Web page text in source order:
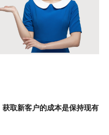
获取新客户的成本是保持现有